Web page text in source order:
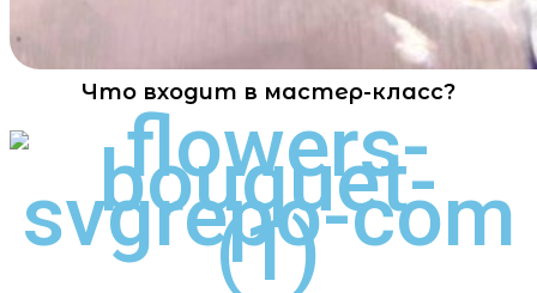
Что входит в мастер-класс?